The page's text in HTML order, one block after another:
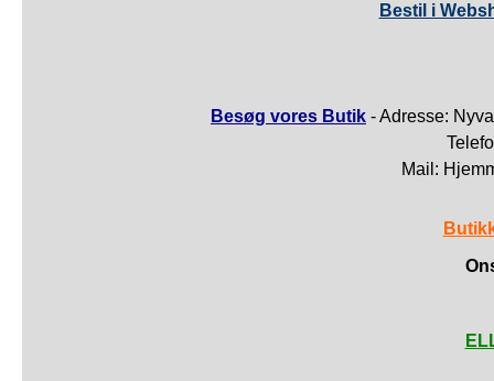
Bestil i
Besøg vores Butik - Adresse:
Mail: